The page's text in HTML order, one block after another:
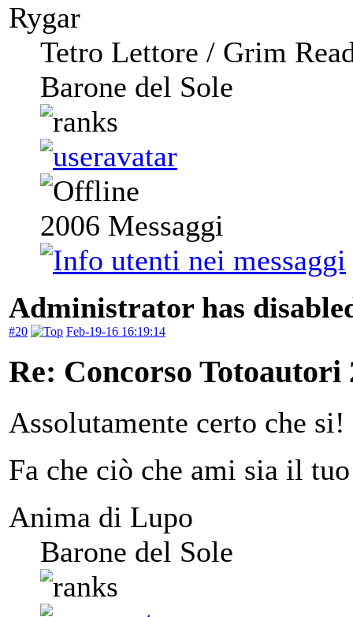
Rygar
Tetro Lettore / Grim
Barone del Sole
2006 Messaggi
Administrator has
#20 Feb-19-16 16:19:14
Re: Concorso Totoautori
Assolutamente certo che si!
Fa che ciò che ami sia il
Anima di Lupo
Barone del Sole